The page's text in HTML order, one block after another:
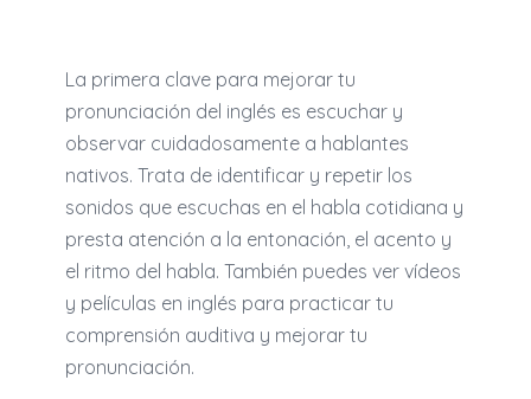
La primera clave para mejorar tu
pronunciación del inglés es escuchar y
observar cuidadosamente a hablantes
nativos. Trata de identificar y repetir los
sonidos que escuchas en el habla cotidiana y
presta atención a la entonación, el acento y
el ritmo del habla. También puedes ver vídeos
y películas en inglés para practicar tu
comprensión auditiva y mejorar tu
pronunciación.